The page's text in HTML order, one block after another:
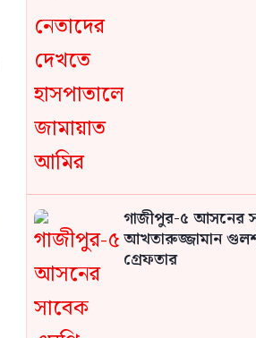
গাজীপুর-৫ আসনের
আখতারুজ্জামান
গ্রেফতার